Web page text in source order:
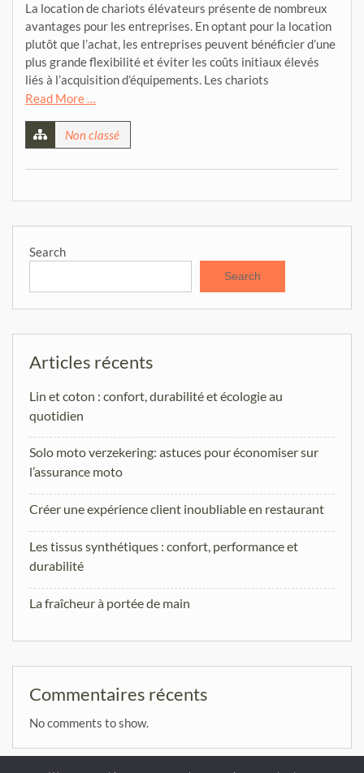
La location de chariots élévateurs présente de nombreux
avantages pour les entreprises. En optant pour la location
plutôt que l’achat, les entreprises peuvent bénéficier d’une
plus grande flexibilité et éviter les coûts initiaux élevés
liés à l’acquisition d’équipements. Les chariots
Read More …
Non classé
Search
Search
Articles récents
Lin et coton : confort, durabilité et écologie au
quotidien
Solo moto verzekering: astuces pour économiser sur
l’assurance moto
Créer une expérience client inoubliable en restaurant
Les tissus synthétiques : confort, performance et
durabilité
La fraîcheur à portée de main
Commentaires récents
No comments to show.